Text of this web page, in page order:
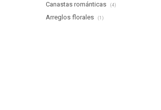
Canastas románticas (4)
Arreglos florales (1)